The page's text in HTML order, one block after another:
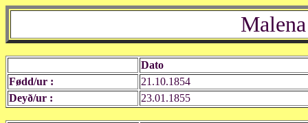
Dato
Fødd/ur :
21.10.1854
Deyð/ur :
23.01.1855